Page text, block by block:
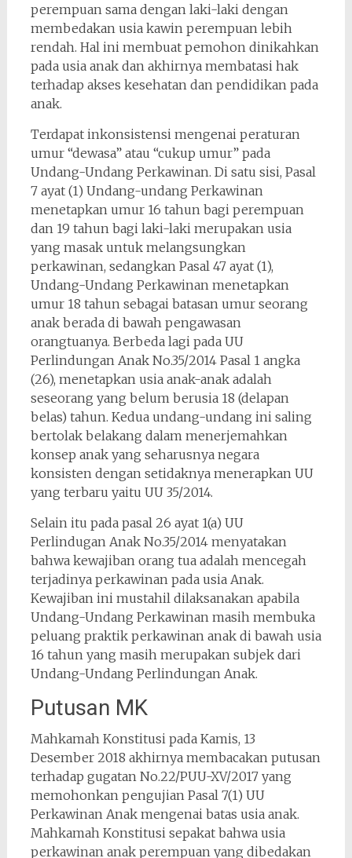
perempuan sama dengan laki-laki dengan
membedakan usia kawin perempuan lebih
rendah. Hal ini membuat pemohon dinikahkan
pada usia anak dan akhirnya membatasi hak
terhadap akses kesehatan dan pendidikan pada
anak.
Terdapat inkonsistensi mengenai peraturan
umur “dewasa” atau “cukup umur” pada
Undang-Undang Perkawinan. Di satu sisi, Pasal
7 ayat (1) Undang-undang Perkawinan
menetapkan umur 16 tahun bagi perempuan
dan 19 tahun bagi laki-laki merupakan usia
yang masak untuk melangsungkan
perkawinan, sedangkan Pasal 47 ayat (1),
Undang-Undang Perkawinan menetapkan
umur 18 tahun sebagai batasan umur seorang
anak berada di bawah pengawasan
orangtuanya. Berbeda lagi pada UU
Perlindungan Anak No.35/2014 Pasal 1 angka
(26), menetapkan usia anak-anak adalah
seseorang yang belum berusia 18 (delapan
belas) tahun. Kedua undang-undang ini saling
bertolak belakang dalam menerjemahkan
konsep anak yang seharusnya negara
konsisten dengan setidaknya menerapkan UU
yang terbaru yaitu UU 35/2014.
Selain itu pada pasal 26 ayat 1(a) UU
Perlindugan Anak No.35/2014 menyatakan
bahwa kewajiban orang tua adalah mencegah
terjadinya perkawinan pada usia Anak.
Kewajiban ini mustahil dilaksanakan apabila
Undang-Undang Perkawinan masih membuka
peluang praktik perkawinan anak di bawah usia
16 tahun yang masih merupakan subjek dari
Undang-Undang Perlindungan Anak.
Putusan MK
Mahkamah Konstitusi pada Kamis, 13
Desember 2018 akhirnya membacakan putusan
terhadap gugatan No.22/PUU-XV/2017 yang
memohonkan pengujian Pasal 7(1) UU
Perkawinan Anak mengenai batas usia anak.
Mahkamah Konstitusi sepakat bahwa usia
perkawinan anak perempuan yang dibedakan